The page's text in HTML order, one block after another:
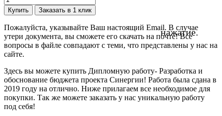
нажатие.
Купить Заказать в 1 клик
Пожалуйста, указывайте Ваш настоящий Email. В случае
утери документа, вы сможете его скачать на почте! Все
вопросы в файле совпадают с теми, что представлены у нас на
сайте.
Здесь вы можете купить Дипломную работу- Разработка и
обоснование бюджета проекта Синергии! Работа была сдана в
2019 году на отлично. Ниже прилагаем все необходимое для
покупки. Так же можете заказать у нас уникальную работу
под себя!